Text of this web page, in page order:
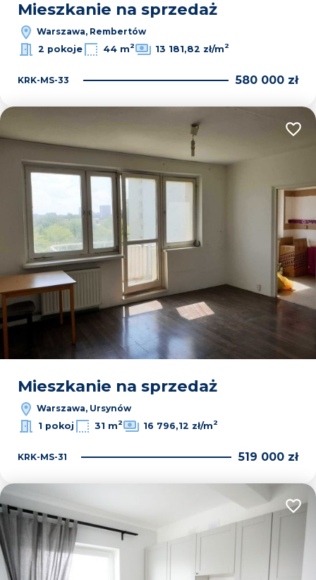
Mieszkanie na sprzedaż
Warszawa, Rembertów
2 pokoje
44 m2 13 181,82 zł/m2
KRK-MS-33 580 000 zł
Mieszkanie na sprzedaż
Warszawa, Ursynów
1 pokoj
31 m2 16 796,12 zł/m2
KRK-MS-31 519 000 zł